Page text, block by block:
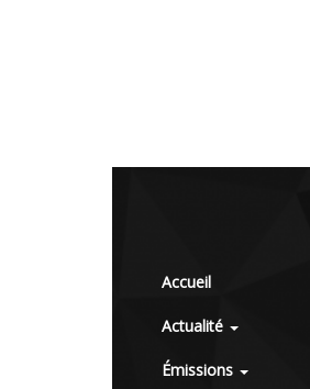
Accueil
Actualité
Émissions